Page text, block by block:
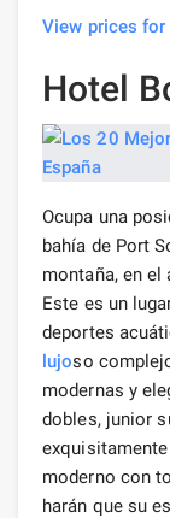
View prices for
Hotel
Ocupa una
bahía de Port
montaña, en el
Este es un
deportes
lujoso
modernas y
dobles, junior
moderno con
harán que su